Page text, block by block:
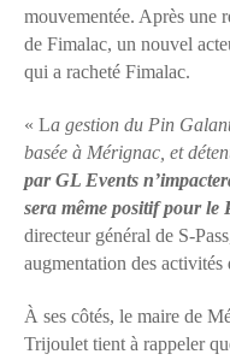
mouvementée. Après une
de Fimalac, un nouvel
qui a racheté Fimalac.
« La gestion du Pin
basée à Mérignac, et
par GL Events
sera même positif pour le
directeur général de S-
augmentation des
À ses côtés, le maire de
Trijoulet tient à rappeler